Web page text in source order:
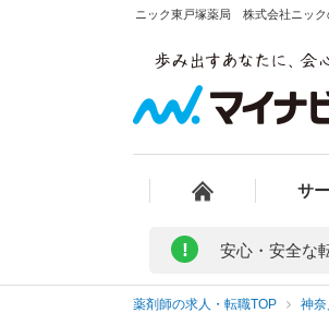
ニック東戸塚薬局 株式会社ニック
サ
! 安心・安全な
薬剤師の求人・転職TOP 神